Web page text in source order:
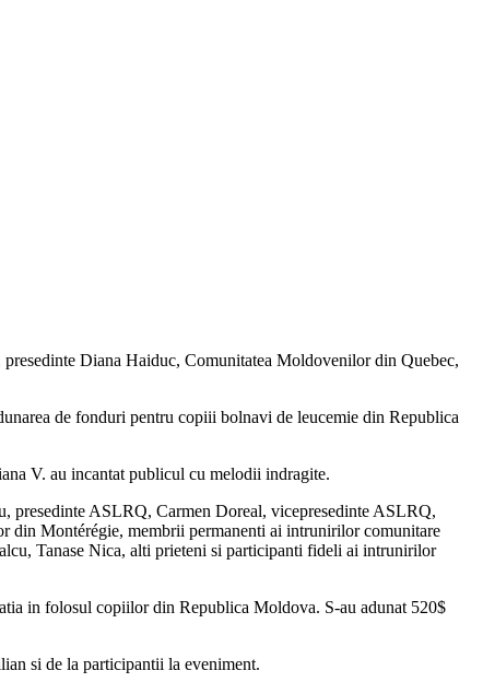
Diana Haiduc, Comunitatea Moldovenilor din Quebec,
de fonduri pentru copiii bolnavi de leucemie din Republica
V. au incantat publicul cu melodii indragite.
presedinte ASLRQ, Carmen Doreal, vicepresedinte ASLRQ,
din Montérégie, membrii permanenti ai intrunirilor comunitare
Tanase Nica, alti prieteni si participanti fideli ai intrunirilor
in folosul copiilor din Republica Moldova. S-au adunat 520$
si de la participantii la eveniment.